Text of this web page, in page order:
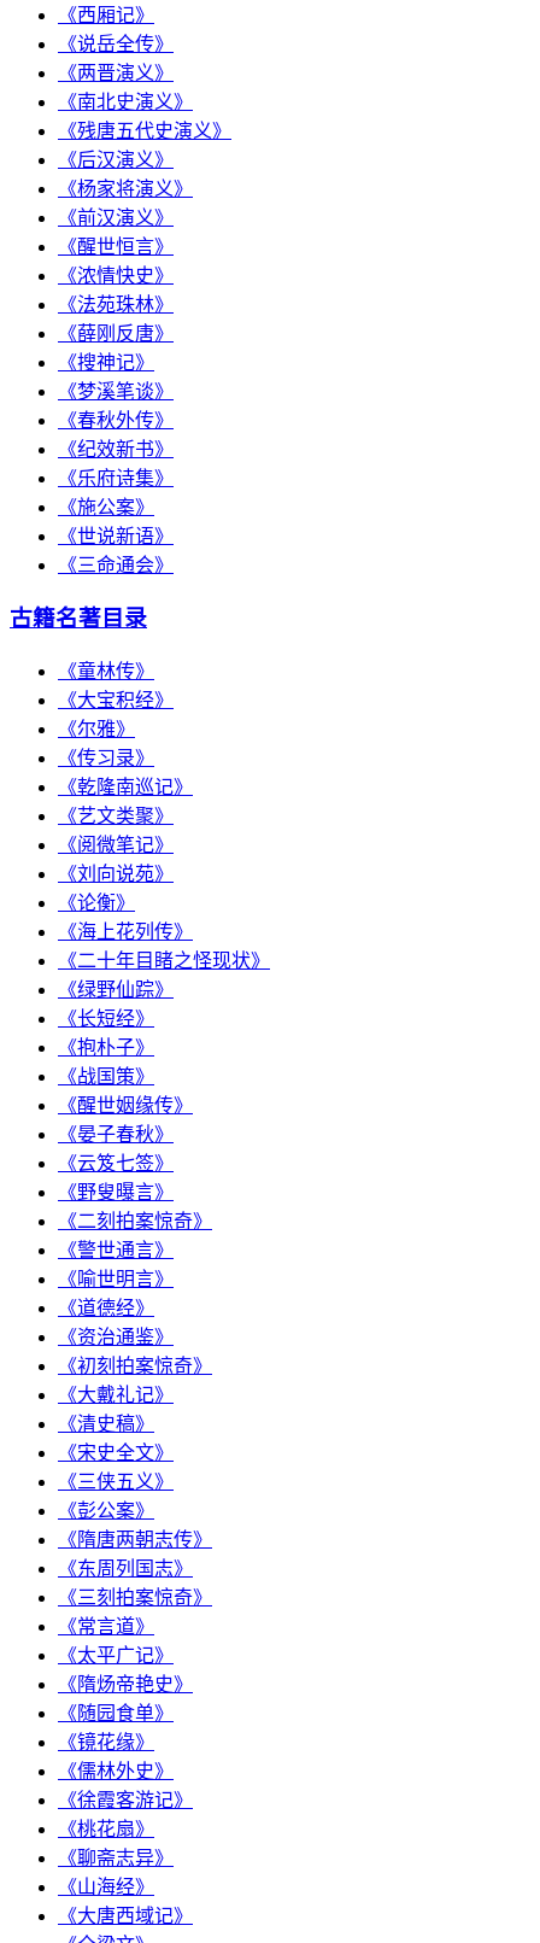
《西厢记》
《说岳全传》
《两晋演义》
《南北史演义》
《残唐五代史演义》
《后汉演义》
《杨家将演义》
《前汉演义》
《醒世恒言》
《浓情快史》
《法苑珠林》
《薛刚反唐》
《搜神记》
《梦溪笔谈》
《春秋外传》
《纪效新书》
《乐府诗集》
《施公案》
《世说新语》
《三命通会》
古籍名著目录
《童林传》
《大宝积经》
《尔雅》
《传习录》
《乾隆南巡记》
《艺文类聚》
《阅微笔记》
《刘向说苑》
《论衡》
《海上花列传》
《二十年目睹之怪现状》
《绿野仙踪》
《长短经》
《抱朴子》
《战国策》
《醒世姻缘传》
《晏子春秋》
《云笈七签》
《野叟曝言》
《二刻拍案惊奇》
《警世通言》
《喻世明言》
《道德经》
《资治通鉴》
《初刻拍案惊奇》
《大戴礼记》
《清史稿》
《宋史全文》
《三侠五义》
《彭公案》
《隋唐两朝志传》
《东周列国志》
《三刻拍案惊奇》
《常言道》
《太平广记》
《隋炀帝艳史》
《随园食单》
《镜花缘》
《儒林外史》
《徐霞客游记》
《桃花扇》
《聊斋志异》
《山海经》
《大唐西域记》